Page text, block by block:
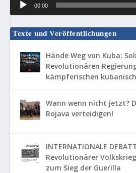
00:00
Texte und Veröffentlichungen
Hände Weg von Kuba:
Revolutionären
kämpferischen
Wann wenn nicht jetzt?
Rojava verteidigen!
INTERNATIONALE
Revolutionärer
zum Sieg der Guerilla